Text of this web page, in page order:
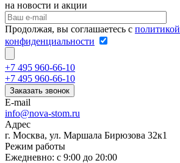
на новости и акции
Продолжая, вы соглашаетесь с политикой
конфиденциальности
+7 495 960-66-10
+7 495 960-66-10
Заказать звонок
E-mail
info@nova-stom.ru
Адрес
г. Москва, ул. Маршала Бирюзова 32к1
Режим работы
Ежедневно: с 9:00 до 20:00